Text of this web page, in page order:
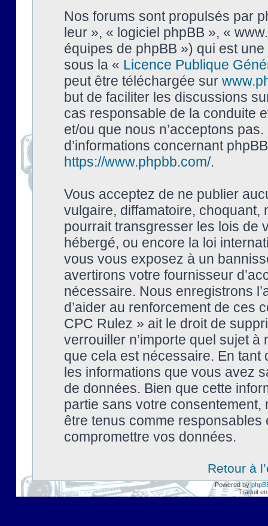
Nos forums sont propulsés par
leur », « logiciel phpBB », «
équipes de phpBB ») qui est
sous la « Licence Publique
peut être téléchargée sur
but de faciliter les discussions
cas responsable de la conduite
et/ou que nous n’acceptons
d’informations concernant
https://www.phpbb.com/.
Vous acceptez de ne publier
vulgaire, diffamatoire, choquant,
pourrait transgresser les lois de
hébergé, ou encore la loi
vous vous exposez à un
avertirons votre fournisseur
nécessaire. Nous enregistrons
d’aider au renforcement de ces
CPC Rulez » ait le droit de
verrouiller n’importe quel sujet à
que cela est nécessaire. En tant
les informations que vous avez
de données. Bien que cette
partie sans votre
être tenus comme
compromettre vos données.
Retour à
Powered by
Traduit